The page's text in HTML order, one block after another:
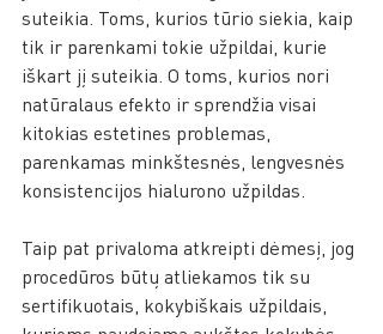
suteikia. Toms, kurios tūrio siekia, kaip
tik ir parenkami tokie užpildai, kurie
iškart jį suteikia. O toms, kurios nori
natūralaus efekto ir sprendžia visai
kitokias estetines problemas,
parenkamas minkštesnės, lengvesnės
konsistencijos hialurono užpildas.
Taip pat privaloma atkreipti dėmesį, jog
procedūros būtų atliekamos tik su
sertifikuotais, kokybiškais užpildais,